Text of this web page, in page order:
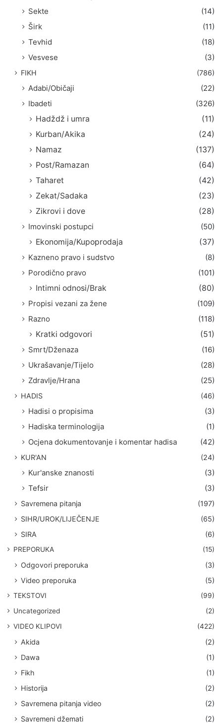
Sekte
(14)
Širk
(11)
Tevhid
(18)
Vesvese
(3)
FIKH (786)
Adabi/Običaji
(22)
Ibadeti
(326)
Hadždž i umra
(11)
Kurban/Akika
(24)
Namaz
(137)
Post/Ramazan
(64)
Taharet
(42)
Zekat/Sadaka
(23)
Zikrovi i dove
(28)
Imovinski postupci
(50)
Ekonomija/Kupoprodaja
(37)
Kazneno pravo i sudstvo
(8)
Porodično pravo
(101)
Intimni odnosi/Brak
(80)
Propisi vezani za žene
(109)
Razno
(118)
Kratki odgovori
(51)
Smrt/Dženaza
(16)
Ukrašavanje/Tijelo
(28)
Zdravlje/Hrana
(25)
HADIS (46)
Hadisi o propisima
(3)
Hadiska terminologija
(1)
Ocjena dokumentovanje i komentar hadisa
(42)
KUR'AN (24)
Kur'anske znanosti
(3)
Tefsir
(3)
Savremena pitanja
(197)
SIHR/UROK/LIJEČENJE
(65)
SIRA
(6)
PREPORUKA (15)
Odgovori preporuka
(3)
Video preporuka
(5)
TEKSTOVI
(99)
Uncategorized
(2)
VIDEO KLIPOVI
(422)
Akida
(2)
Dawa
(1)
Fikh
(1)
Historija
(2)
Savremena pitanja video
(2)
Savremeni džemati
(2)